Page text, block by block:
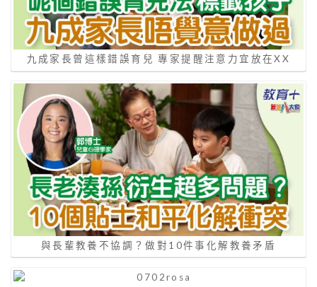
九成家長曾這樣錯誤育兒 專家提醒注意力宜放在XX
與長輩教養不協調？做對10件事化解教養矛盾